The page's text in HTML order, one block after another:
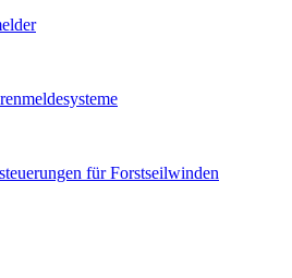
für Forstseilwinden